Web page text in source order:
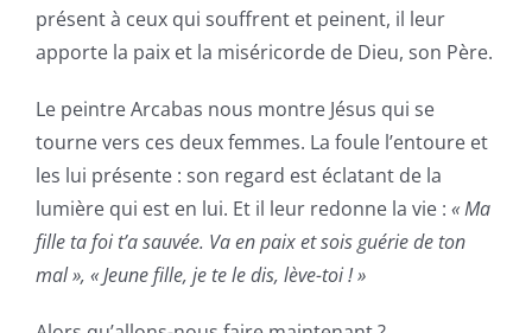
présent à ceux qui souffrent et peinent, il leur
apporte la paix et la miséricorde de Dieu, son Père.
Le peintre Arcabas nous montre Jésus qui se
tourne vers ces deux femmes. La foule l’entoure et
les lui présente : son regard est éclatant de la
lumière qui est en lui. Et il leur redonne la vie : « Ma
fille ta foi t’a sauvée. Va en paix et sois guérie de ton
mal », « Jeune fille, je te le dis, lève-toi ! »